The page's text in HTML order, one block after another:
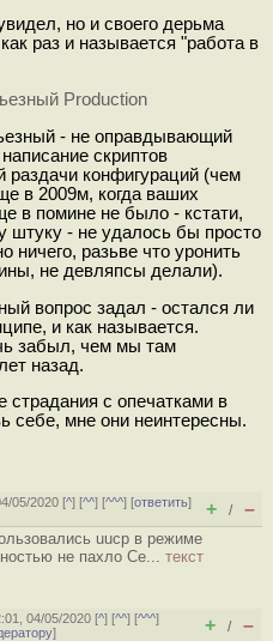
но и своего дерьма
раз и называется "работа в
Production
- не оправдывающий
скриптов
раздачи конфигураций (чем
в 2009м, когда ваших
в помине не было - кстати,
штуку - не удалось бы просто
ничего, разьве что уронить
не девляпсы делали).
вопрос задал - остался ли
и как называется.
забыл, чем мы там
назад.
страдания с опечатками в
себе, мне они неинтересны.
05/2020 [^] [^^] [^^^] [ответить]
+ / –
uucp в режиме
не пахло Се... текст
04/05/2020 [^] [^^] [^^^]
] + / –